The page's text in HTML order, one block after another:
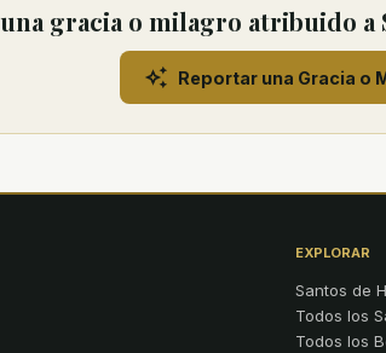
gracia o milagro atribuido a
Reportar una Gracia o
EXPLORAR
Santos de
Todos los
Todos los